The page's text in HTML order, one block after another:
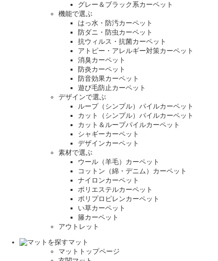
グレー＆ブラック系カーペット
機能で選ぶ
はっ水・防汚カーペット
防ダニ・防虫カーペット
抗ウィルス・抗菌カーペット
アトピー・アレルギー対策カーペット
消臭カーペット
防炎カーペット
防音効果カーペット
遊び毛防止カーペット
デザインで選ぶ
ループ（シンプル）パイルカーペット
カット（シンプル）パイルカーペット
カット＆ループパイルカーペット
シャギーカーペット
デザインカーペット
素材で選ぶ
ウール（羊毛）カーペット
コットン（綿・デニム）カーペット
ナイロンカーペット
ポリエステルカーペット
ポリプロピレンカーペット
い草カーペット
籐カーペット
アウトレット
マット
マットトップページ